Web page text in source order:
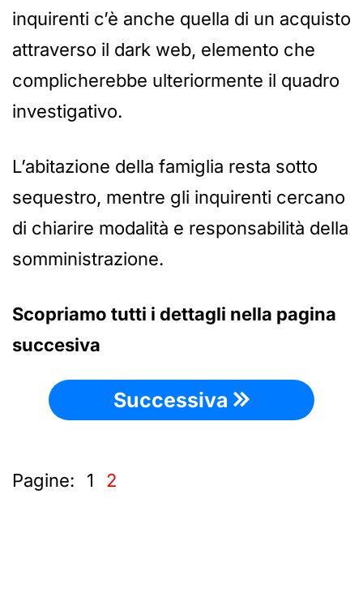
inquirenti c’è anche quella di un acquisto
attraverso il dark web, elemento che
complicherebbe ulteriormente il quadro
investigativo.
L’abitazione della famiglia resta sotto
sequestro, mentre gli inquirenti cercano
di chiarire modalità e responsabilità della
somministrazione.
Scopriamo tutti i dettagli nella pagina
succesiva
Successiva
Pagine: 1 2